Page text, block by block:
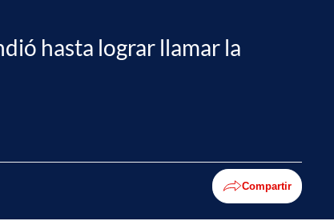
hasta lograr llamar la
Compartir